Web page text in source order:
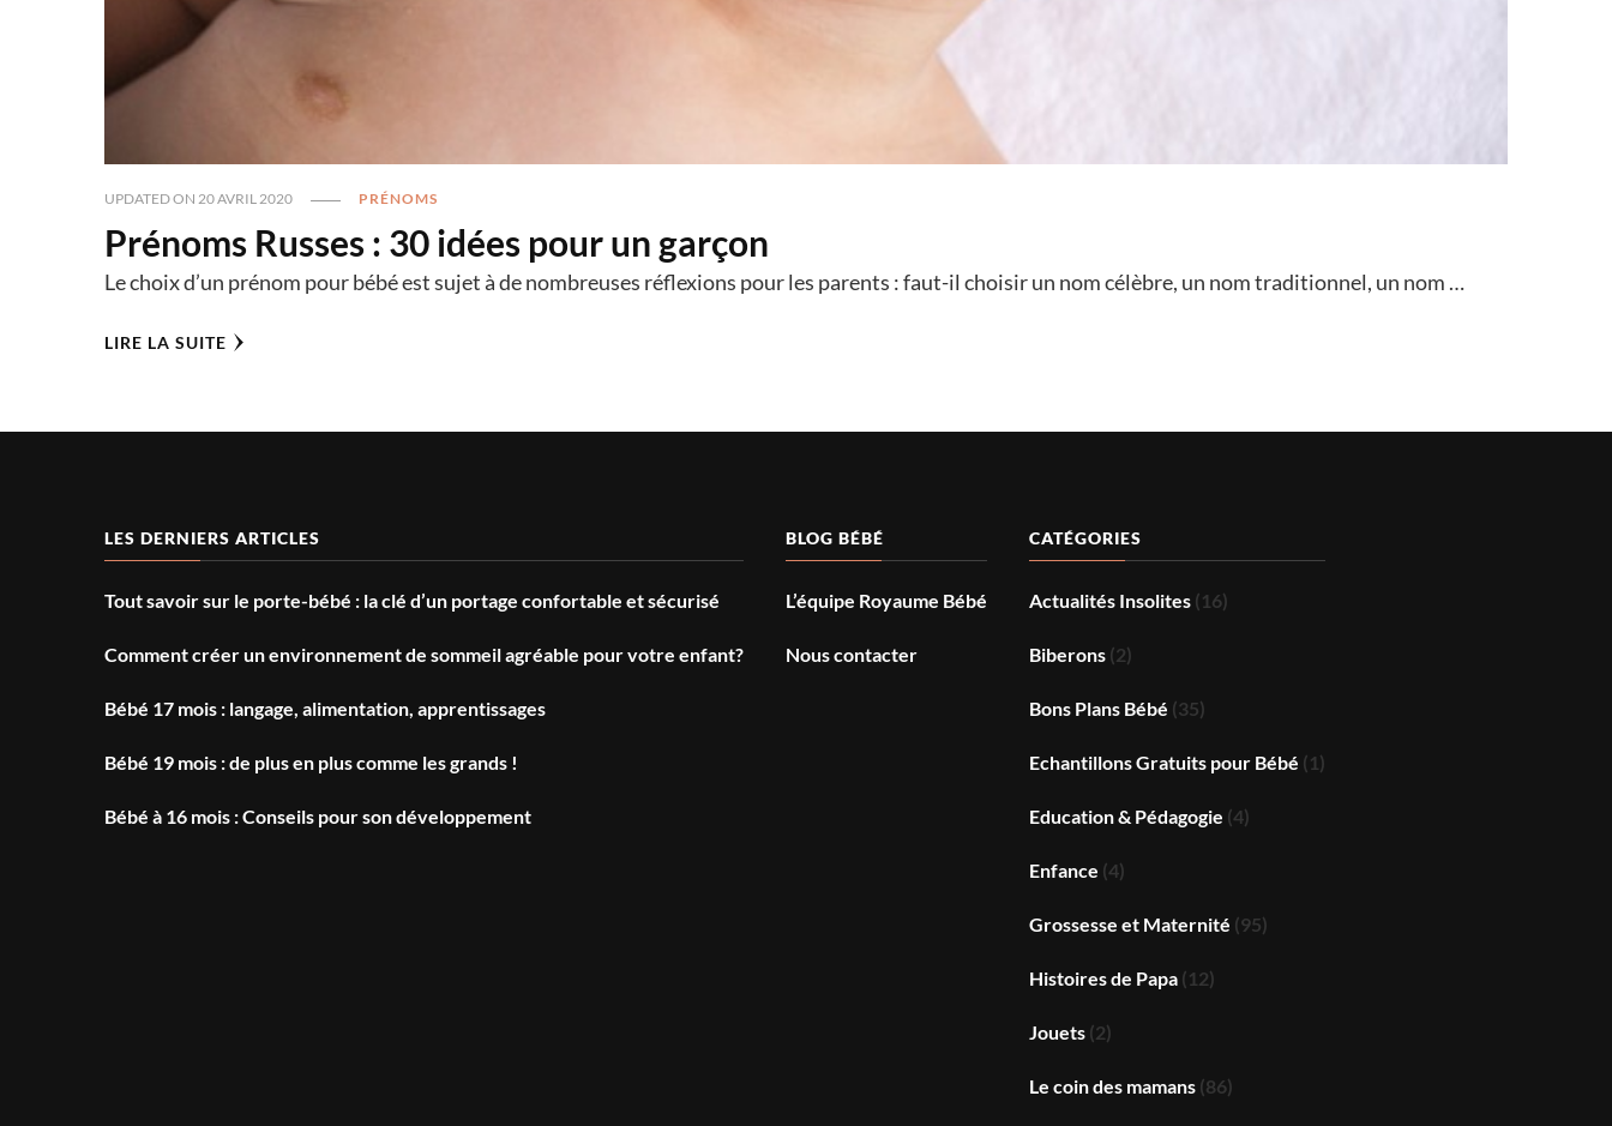
UPDATED ON 20 AVRIL 2020 PRÉNOMS
Prénoms Russes : 30 idées pour un garçon
Le choix d’un prénom pour bébé est sujet à de nombreuses réflexions pour les parents : faut-il choisir un nom célèbre, un nom traditionnel, un nom …
LIRE LA SUITE
LES DERNIERS ARTICLES
Tout savoir sur le porte-bébé : la clé d’un portage confortable et sécurisé
Comment créer un environnement de sommeil agréable pour votre enfant?
Bébé 17 mois : langage, alimentation, apprentissages
Bébé 19 mois : de plus en plus comme les grands !
Bébé à 16 mois : Conseils pour son développement
BLOG BÉBÉ
L’équipe Royaume Bébé
Nous contacter
CATÉGORIES
Actualités Insolites (16)
Biberons (2)
Bons Plans Bébé (35)
Echantillons Gratuits pour Bébé (1)
Education & Pédagogie (4)
Enfance (4)
Grossesse et Maternité (95)
Histoires de Papa (12)
Jouets (2)
Le coin des mamans (86)